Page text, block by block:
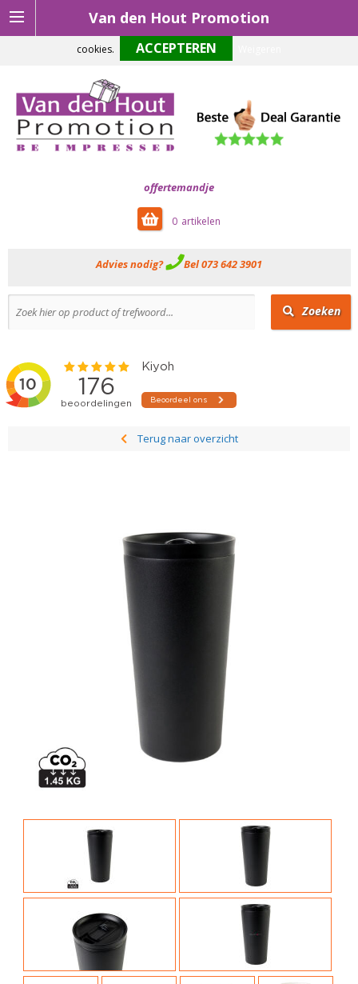
Van den Hout Promotion
offertemandje
0
Advies nodig? Bel 073 642 3901
Zoeken
Terug naar overzicht
Om onze website optimaal te laten functioneren maken wij gebruik van
cookies.